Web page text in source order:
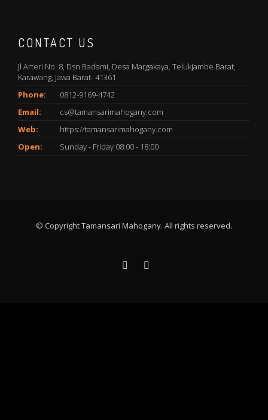
CONTACT US
Jl Arteri No. 8, Dsn Badami, Desa Margakaya, Telukjambe Barat,
Karawang, Jawa Barat- 41361
Phone:
0812-9169-4742
Email:
cs@tamansarimahogany.com
Web:
https://tamansarimahogany.com
Open:
Sunday - Friday 08:00 - 18:00
© Copyright Tamansari Mahogany. All rights reserved.